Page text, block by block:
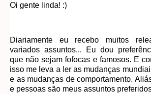
Oi gente linda! :)
Diariamente eu recebo muitos
variados assuntos... Eu dou
que não sejam fofocas e famosos. E
isso me leva a ler as mudanças
e as mudanças de comportamento.
e pessoas são meus assuntos